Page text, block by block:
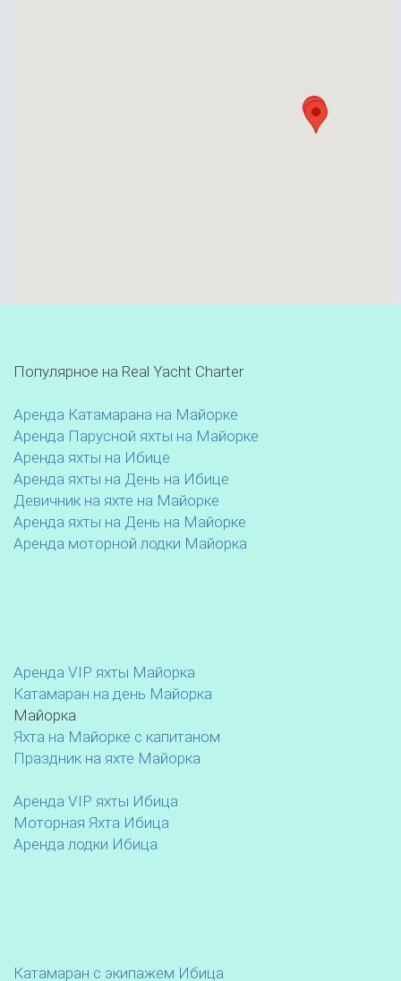
Популярное на Real Yacht Charter
Аренда Катамарана на Майорке
Аренда Парусной яхты на Майорке
Аренда яхты на Ибице
Аренда яхты на День на Ибице
Девичник на яхте на Майорке
Аренда яхты на День на Майорке
Аренда моторной лодки Майорка
Аренда VIP яхты Майорка
Катамаран на день Майорка
Майорка
Яхта на Майорке с капитаном
Праздник на яхте Майорка
Аренда VIP яхты Ибица
Моторная Яхта Ибица
Аренда лодки Ибица
Катамаран с экипажем Ибица